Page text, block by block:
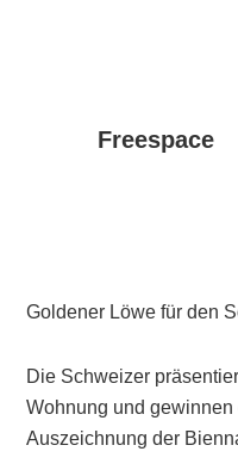
Freespace
Goldener Löwe für den
Die Schweizer
Wohnung und
Auszeichnung der